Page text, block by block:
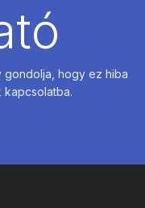
gondolja, hogy ez hiba